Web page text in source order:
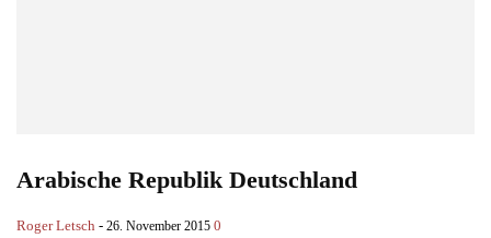
Arabische Republik Deutschland
Roger Letsch - 26. November 2015 0